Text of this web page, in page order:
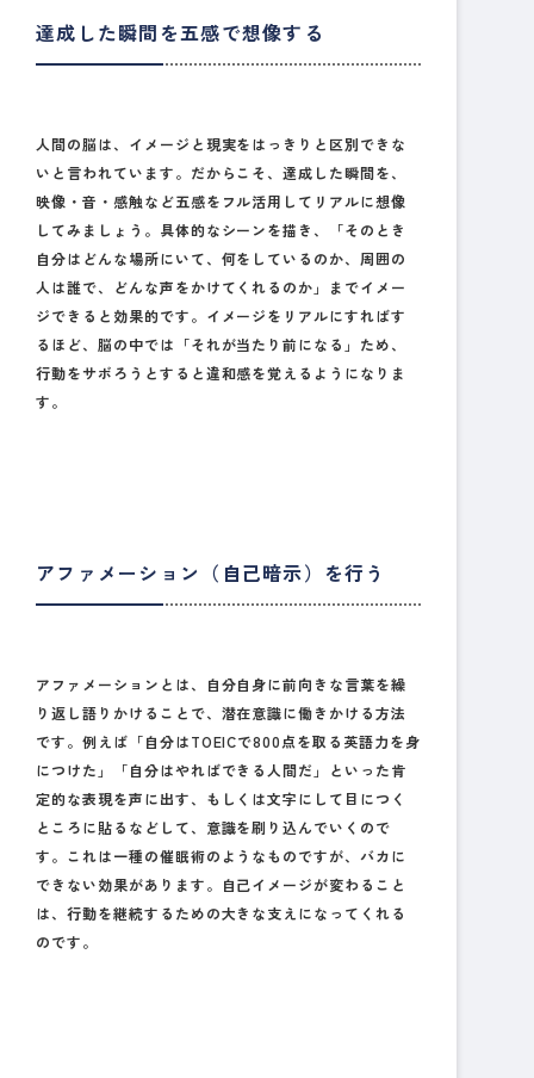
達成した瞬間を五感で想像する
人間の脳は、イメージと現実をはっきりと区別できな
いと言われています。だからこそ、達成した瞬間を、
映像・音・感触など五感をフル活用してリアルに想像
してみましょう。具体的なシーンを描き、「そのとき
自分はどんな場所にいて、何をしているのか、周囲の
人は誰で、どんな声をかけてくれるのか」までイメー
ジできると効果的です。イメージをリアルにすればす
るほど、脳の中では「それが当たり前になる」ため、
行動をサボろうとすると違和感を覚えるようになりま
す。
アファメーション（自己暗示）を行う
アファメーションとは、自分自身に前向きな言葉を繰
り返し語りかけることで、潜在意識に働きかける方法
です。例えば「自分はTOEICで800点を取る英語力を身
につけた」「自分はやればできる人間だ」といった肯
定的な表現を声に出す、もしくは文字にして目につく
ところに貼るなどして、意識を刷り込んでいくので
す。これは一種の催眠術のようなものですが、バカに
できない効果があります。自己イメージが変わること
は、行動を継続するための大きな支えになってくれる
のです。